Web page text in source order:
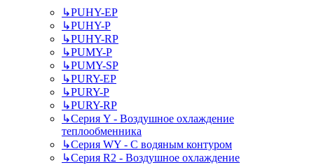
↳PUHY-EP
↳PUHY-P
↳PUHY-RP
↳PUMY-P
↳PUMY-SP
↳PURY-EP
↳PURY-P
↳PURY-RP
↳Серия Y - Воздушное охлаждение
теплообменника
↳Серия WY - С водяным контуром
↳Серия R2 - Воздушное охлаждение